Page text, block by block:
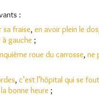
:
sa fraise, en avoir plein le dos
à gauche ;
roue du carrosse, ne
, c’est l’hôpital qui se
bonne heure ;